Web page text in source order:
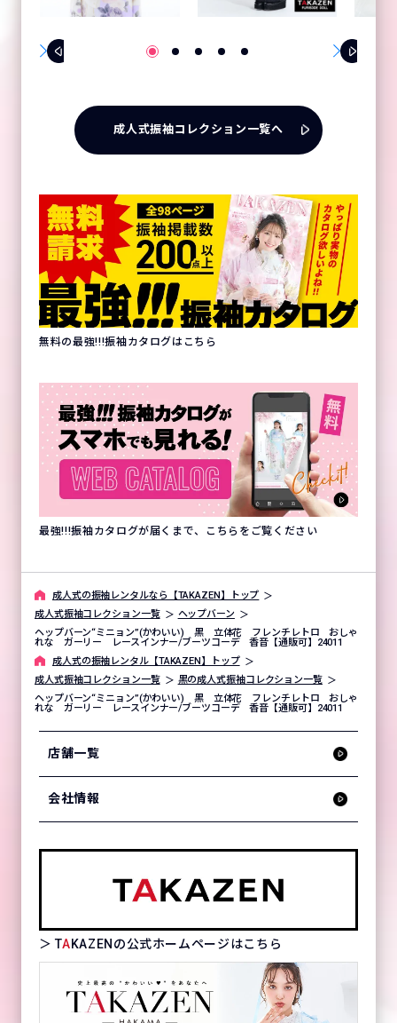
成人式振袖コレクション一覧へ
無料の最強!!!振袖カタログはこちら
最強!!!振袖カタログが届くまで、こちらをご覧ください
成⼈式の振袖レンタルなら【TAKAZEN】トップ
成人式振袖コレクション一覧
ヘップバーン
ヘップバーン“ミニョン”(かわいい) 黒 立体花 フレンチレトロ おしゃ
れな ガーリー レースインナー/ブーツコーデ 香音【通販可】24011
成⼈式の振袖レンタル【TAKAZEN】トップ
成人式振袖コレクション一覧
黒の成人式振袖コレクション一覧
ヘップバーン“ミニョン”(かわいい) 黒 立体花 フレンチレトロ おしゃ
れな ガーリー レースインナー/ブーツコーデ 香音【通販可】24011
店舗一覧
会社情報
＞ TAKAZENの公式ホームページはこちら